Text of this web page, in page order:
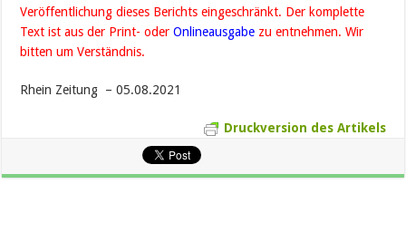
Veröffentlichung dieses Berichts eingeschränkt. Der komplette
Text ist aus der Print- oderOnlineausgabe zu entnehmen. Wir
bitten um Verständnis.
Rhein Zeitung – 05.08.2021
Druckversion des Artikels